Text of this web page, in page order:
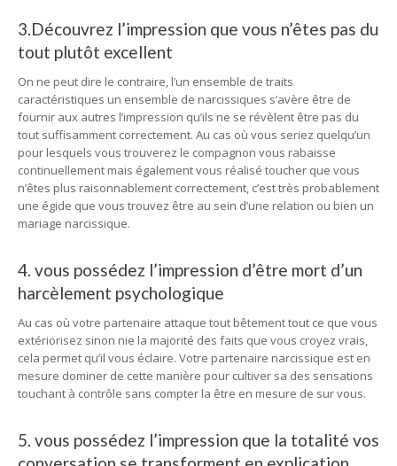
3.Découvrez l’impression que vous n’êtes pas du
tout plutôt excellent
On ne peut dire le contraire, l’un ensemble de traits
caractéristiques un ensemble de narcissiques s’avère être de
fournir aux autres l’impression qu’ils ne se révèlent être pas du
tout suffisamment correctement. Au cas où vous seriez quelqu’un
pour lesquels vous trouverez le compagnon vous rabaisse
continuellement mais également vous réalisé toucher que vous
n’êtes plus raisonnablement correctement, c’est très probablement
une égide que vous trouvez être au sein d’une relation ou bien un
mariage narcissique.
4. vous possédez l’impression d’être mort d’un
harcèlement psychologique
Au cas où votre partenaire attaque tout bêtement tout ce que vous
extériorisez sinon nie la majorité des faits que vous croyez vrais,
cela permet qu’il vous éclaire. Votre partenaire narcissique est en
mesure dominer de cette manière pour cultiver sa des sensations
touchant à contrôle sans compter la être en mesure de sur vous.
5. vous possédez l’impression que la totalité vos